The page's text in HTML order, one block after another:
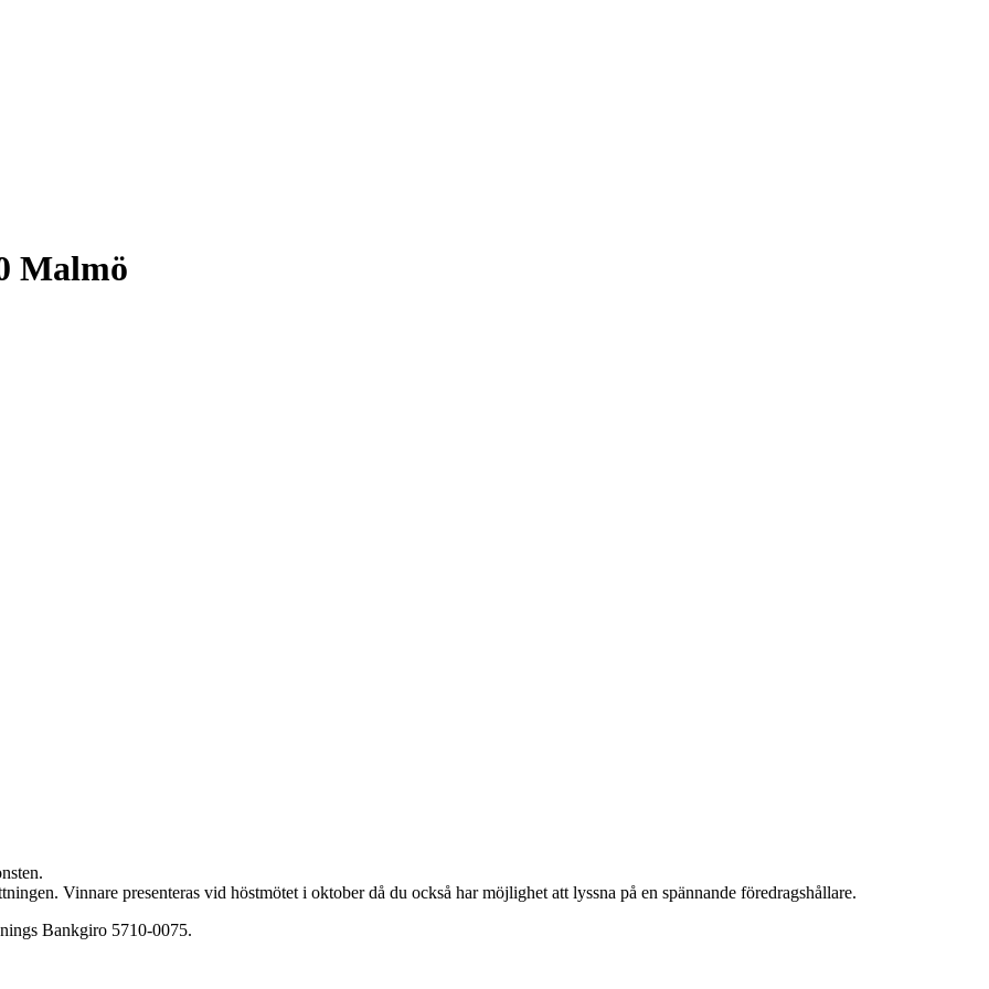
Malmö
Vinnare presenteras vid höstmötet i oktober då du också har möjlighet att lyssna på en spännande föredragshållare.
Bankgiro 5710-0075.